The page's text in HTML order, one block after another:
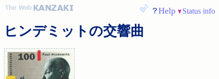
Help Status info
ヒンデミット の交響曲